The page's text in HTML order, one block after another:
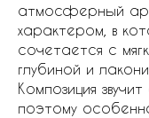
атмосферный
характером, в
сочетается с
глубиной и
Композиция
поэтому